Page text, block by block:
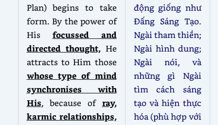
Plan) begins to take
form. By the power of
His focussed and
directed thought, He
attracts to Him those
whose type of mind
synchronises with
His, because of ray,
karmic relationships,
động giống như
Đấng Sáng Tạo.
Ngài tham thiền;
Ngài hình dung;
Ngài nói, và
những gì Ngài
tìm cách sáng
tạo và hiện thực
hóa (phù hợp với